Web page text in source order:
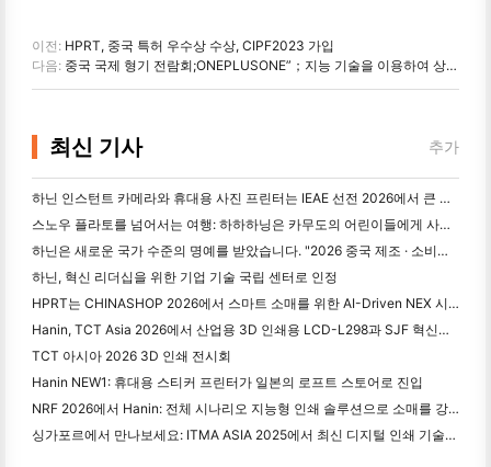
이전: HPRT, 중국 특허 우수상 수상, CIPF2023 가입
다음: 중국 국제 형기 전람회;ONEPLUSONE”；지능 기술을 이용하여 상용 저울을 향상시키다
최신 기사 추가
하닌 인스턴트 카메라와 휴대용 사진 프린터는 IEAE 선전 2026에서 큰 관심을 끌고 있습니다.
스노우 플라토를 넘어서는 여행: 하하하닝은 카무도의 어린이들에게 사진 교육 프로그램을 제공합니다.
하닌은 새로운 국가 수준의 명예를 받았습니다. "2026 중국 제조 · 소비자의 신뢰할 수 있는 브랜드"로 선정되었습니다.
하닌, 혁신 리더십을 위한 기업 기술 국립 센터로 인정
HPRT는 CHINASHOP 2026에서 스마트 소매를 위한 AI-Driven NEX 시리즈를 전시
Hanin, TCT Asia 2026에서 산업용 3D 인쇄용 LCD-L298과 SJF 혁신을 발표
TCT 아시아 2026 3D 인쇄 전시회
Hanin NEW1: 휴대용 스티커 프린터가 일본의 로프트 스토어로 진입
NRF 2026에서 Hanin: 전체 시나리오 지능형 인쇄 솔루션으로 소매를 강화
싱가포르에서 만나보세요: ITMA ASIA 2025에서 최신 디지털 인쇄 기술을 목격하기 위해 하닝과 함께 참석하십시오.